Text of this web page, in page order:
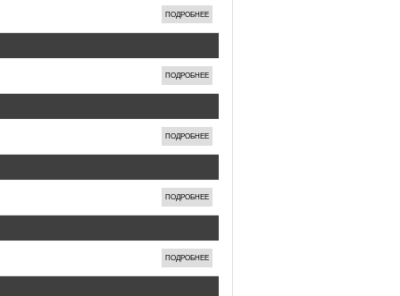
ПОДРОБНЕЕ
ПОДРОБНЕЕ
ПОДРОБНЕЕ
ПОДРОБНЕЕ
ПОДРОБНЕЕ